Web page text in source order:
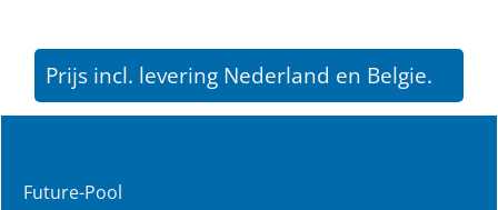
Prijs incl. levering Nederland en Belgie.
Future-Pool